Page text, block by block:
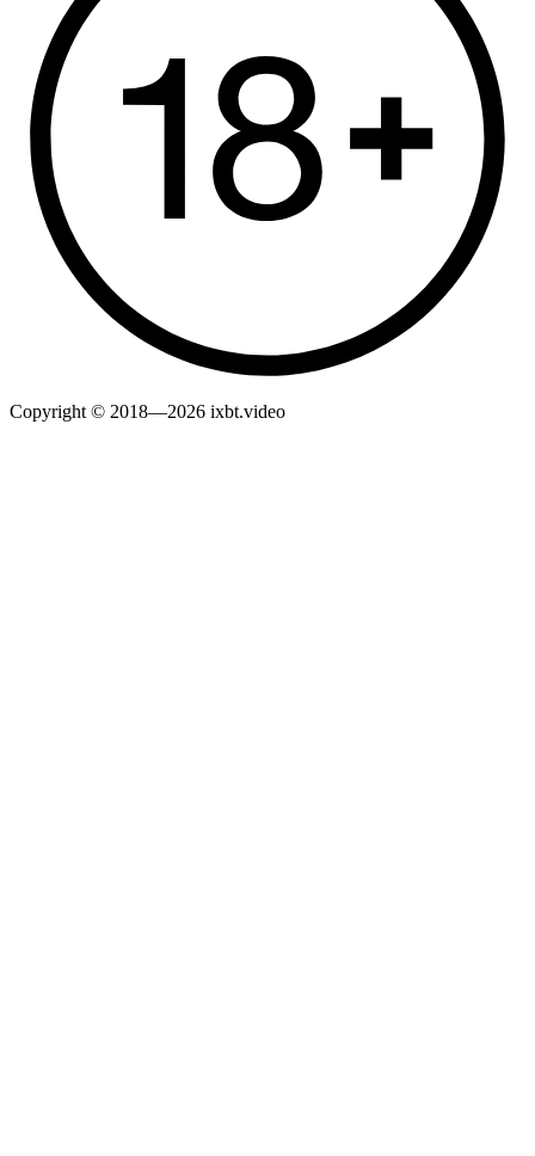
Copyright © 2018—2026 ixbt.video